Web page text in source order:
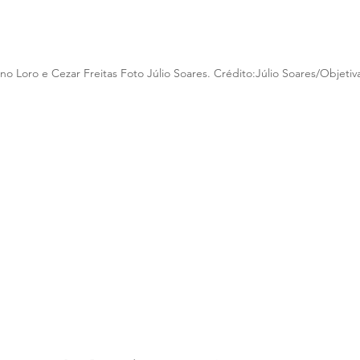
Loro e Cezar Freitas Foto Júlio Soares. Crédito:Júlio Soares/